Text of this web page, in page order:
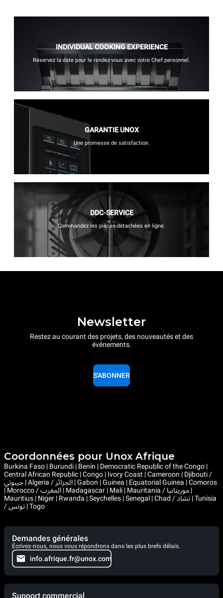
INDIVIDUAL COOKING EXPERIENCE
Réservez la date pour le rendez-vous avec votre Chef personnel.
GARANTIE UNOX
Une promesse de satisfaction.
DDC-SERVICE
Commandez les pièces-détachées en ligne.
Newsletter
Restez au courant des projets, des nouveautés et des
événements.
S'ABONNER
Coordonnées pour Unox Afrique
Burkina Faso | Burundi | Benin | Democratic Republic of the Congo |
Central African Republic | Congo | Ivory Coast | Cameroon | Djibouti /
جيبوتي | Algeria / الجزائر | Gabon | Guinea | Equatorial Guinea | Comoros
| Morocco / المغرب | Madagascar | Mali | Mauritania / موريتانيا |
Mauritius | Niger | Rwanda | Seychelles | Senegal | Chad / تشاد | Tunisia
/ تونس | Togo
Demandes générales
Écrivez-nous, nous vous répondrons dans les plus brefs délais.
info.afrique.fr@unox.com
Support commercial